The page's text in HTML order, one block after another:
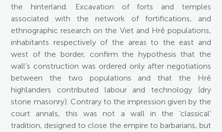
the hinterland. Excavation of forts and temples
associated with the network of fortifications, and
ethnographic research on the Viet and Hrê populations,
inhabitants respectively of the areas to the east and
west of the border, confirm the hypothesis that the
wall’s construction was ordered only after negotiations
between the two populations and that the Hrê
highlanders contributed labour and technology (dry
stone masonry). Contrary to the impression given by the
court annals, this was not a wall in the ‘classical’
tradition, designed to close the empire to barbarians, but